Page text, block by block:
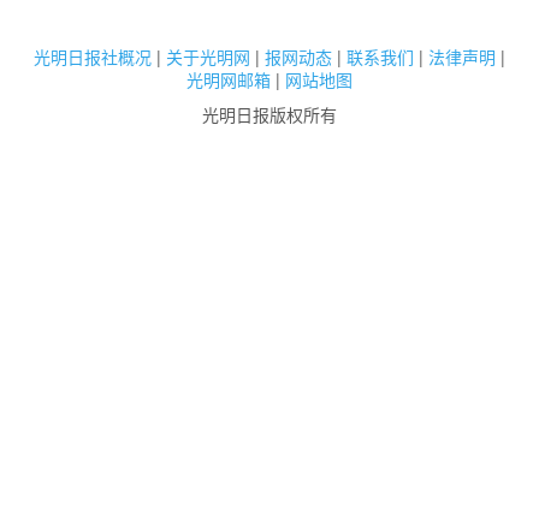
光明日报社概况 | 关于光明网 | 报网动态 | 联系我们 | 法律声明 |
光明网邮箱 | 网站地图
光明日报版权所有